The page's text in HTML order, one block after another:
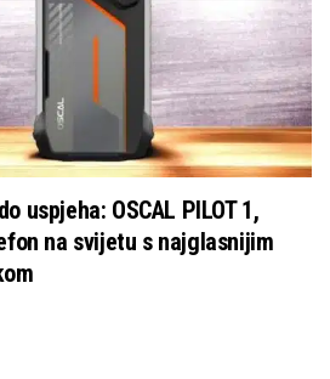
uspjeha: OSCAL PILOT 1,
na svijetu s najglasnijim